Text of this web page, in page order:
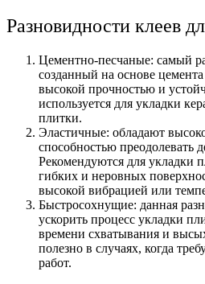
Разновидности клеев
Цементно-песчаные: самый
созданный на основе
высокой прочностью и
используется для укладки
плитки.
Эластичные: обладают
способностью преодолевать
Рекомендуются для укладки
гибких и неровных
высокой вибрацией или
Быстросохнущие: данная
ускорить процесс укладки
времени схватывания и
полезно в случаях, когда
работ.